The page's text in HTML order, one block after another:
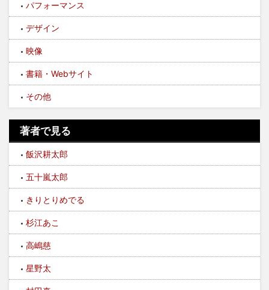
パフォーマンス
デザイン
映像
書籍・Webサイト
その他
著者で見る
飯沢耕太郎
五十嵐太郎
きりとりめでる
杉江あこ
高嶋慈
星野太